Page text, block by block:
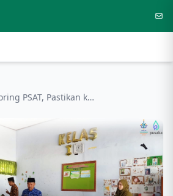
Monitoring PSAT, Pastikan kurikulum PAI diimplementasikan secara efektif